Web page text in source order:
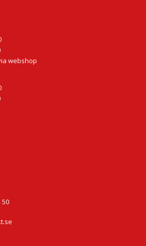
webshop
50